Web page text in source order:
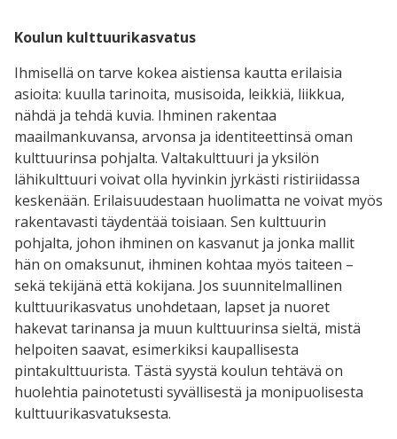
Koulun kulttuurikasvatus
Ihmisellä on tarve kokea aistiensa kautta erilaisia
asioita: kuulla tarinoita, musisoida, leikkiä, liikkua,
nähdä ja tehdä kuvia. Ihminen rakentaa
maailmankuvansa, arvonsa ja identiteettinsä oman
kulttuurinsa pohjalta. Valtakulttuuri ja yksilön
lähikulttuuri voivat olla hyvinkin jyrkästi ristiriidassa
keskenään. Erilaisuudestaan huolimatta ne voivat myös
rakentavasti täydentää toisiaan. Sen kulttuurin
pohjalta, johon ihminen on kasvanut ja jonka mallit
hän on omaksunut, ihminen kohtaa myös taiteen –
sekä tekijänä että kokijana. Jos suunnitelmallinen
kulttuurikasvatus unohdetaan, lapset ja nuoret
hakevat tarinansa ja muun kulttuurinsa sieltä, mistä
helpoiten saavat, esimerkiksi kaupallisesta
pintakulttuurista. Tästä syystä koulun tehtävä on
huolehtia painotetusti syvällisestä ja monipuolisesta
kulttuurikasvatuksesta.